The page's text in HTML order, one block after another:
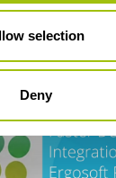
selection
Deny